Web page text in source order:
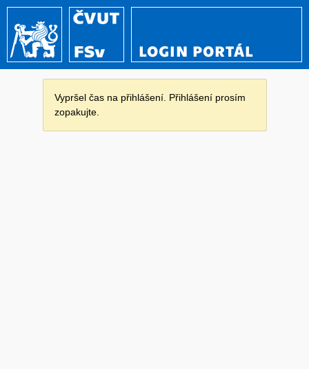
LOGIN PORTÁL
Vypršel čas na přihlášení. Přihlášení prosím
zopakujte.